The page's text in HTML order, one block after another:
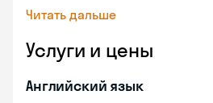
Читать дальше
Услуги и цены
Английский язык